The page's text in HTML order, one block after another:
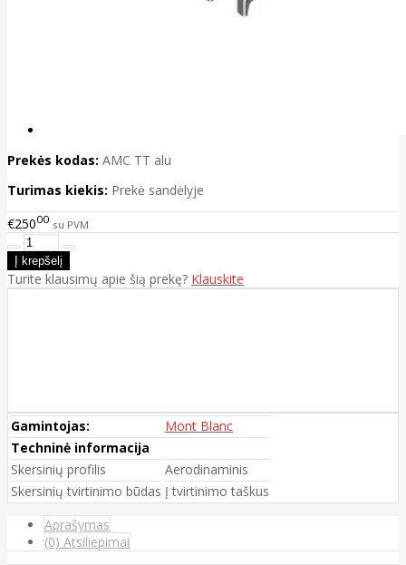
Prekės kodas: AMC TT alu
Turimas kiekis: Prekė sandėlyje
€25000 su PVM
Turite klausimų apie šią prekę? Klauskite
Gamintojas:
Mont Blanc
Techninė informacija
Skersinių profilis
Aerodinaminis
Skersinių tvirtinimo būdas Į tvirtinimo taškus
Aprašymas
(0) Atsiliepimai